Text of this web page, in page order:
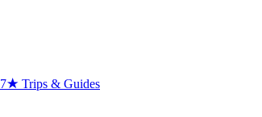
7★ Trips & Guides